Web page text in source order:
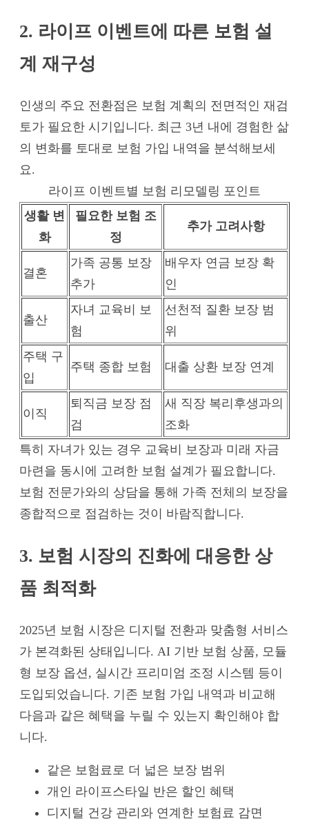
2. 라이프 이벤트에 따른 보험 설
계 재구성
인생의 주요 전환점은 보험 계획의 전면적인 재검
토가 필요한 시기입니다. 최근 3년 내에 경험한 삶
의 변화를 토대로 보험 가입 내역을 분석해보세
요.
라이프 이벤트별 보험 리모델링 포인트
생활 변
화
필요한 보험 조
정
추가 고려사항
결혼
가족 공통 보장
추가
배우자 연금 보장 확
인
출산
자녀 교육비 보
험
선천적 질환 보장 범
위
주택 구
입
주택 종합 보험 대출 상환 보장 연계
이직
퇴직금 보장 점
검
새 직장 복리후생과의
조화
특히 자녀가 있는 경우 교육비 보장과 미래 자금
마련을 동시에 고려한 보험 설계가 필요합니다.
보험 전문가와의 상담을 통해 가족 전체의 보장을
종합적으로 점검하는 것이 바람직합니다.
3. 보험 시장의 진화에 대응한 상
품 최적화
2025년 보험 시장은 디지털 전환과 맞춤형 서비스
가 본격화된 상태입니다. AI 기반 보험 상품, 모듈
형 보장 옵션, 실시간 프리미엄 조정 시스템 등이
도입되었습니다. 기존 보험 가입 내역과 비교해
다음과 같은 혜택을 누릴 수 있는지 확인해야 합
니다.
같은 보험료로 더 넓은 보장 범위
개인 라이프스타일 반은 할인 혜택
디지털 건강 관리와 연계한 보험료 감면